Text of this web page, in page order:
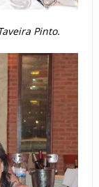
Pinto.